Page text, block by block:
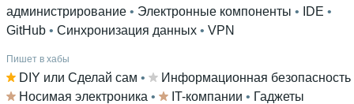
администрирование • Электронные компоненты • IDE
GitHub • Синхронизация данных • VPN
Пишет в хабы
DIY или Сделай сам • Информационная безопасность
Носимая электроника • IT-компании • Гаджеты